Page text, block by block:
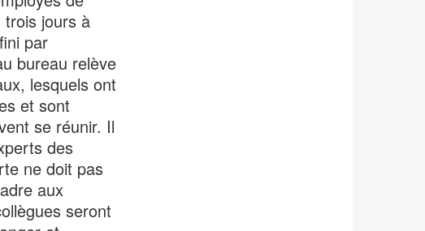
jours à
par
bureau relève
lesquels ont
et sont
se réunir. Il
des
ne doit pas
aux
seront